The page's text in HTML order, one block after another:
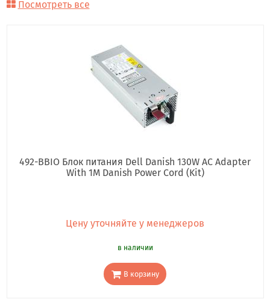
Посмотреть все
492-BBIO Блок питания Dell Danish 130W AC Adapter
With 1M Danish Power Cord (Kit)
Цену уточняйте у менеджеров
в наличии
В корзину